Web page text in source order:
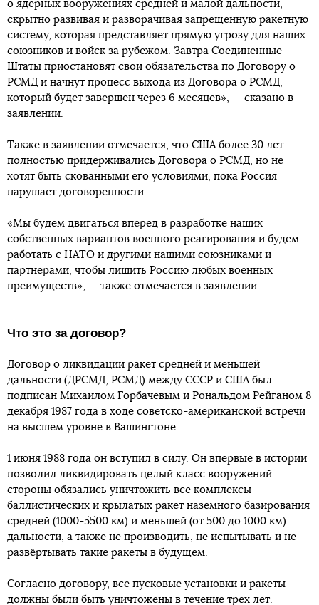
о ядерных вооружениях средней и малой дальности,
скрытно развивая и разворачивая запрещенную ракетную
систему, которая представляет прямую угрозу для наших
союзников и войск за рубежом. Завтра Соединенные
Штаты приостановят свои обязательства по Договору о
РСМД и начнут процесс выхода из Договора о РСМД,
который будет завершен через 6 месяцев», — сказано в
заявлении.
Также в заявлении отмечается, что США более 30 лет
полностью придерживались Договора о РСМД, но не
хотят быть скованными его условиями, пока Россия
нарушает договоренности.
«Мы будем двигаться вперед в разработке наших
собственных вариантов военного реагирования и будем
работать с НАТО и другими нашими союзниками и
партнерами, чтобы лишить Россию любых военных
преимуществ», — также отмечается в заявлении.
Что это за договор?
Договор о ликвидации ракет средней и меньшей
дальности (ДРСМД, РСМД) между СССР и США был
подписан Михаилом Горбачёвым и Рональдом Рейганом 8
декабря 1987 года в ходе советско-американской встречи
на высшем уровне в Вашингтоне.
1 июня 1988 года он вступил в силу. Он впервые в истории
позволил ликвидировать целый класс вооружений:
стороны обязались уничтожить все комплексы
баллистических и крылатых ракет наземного базирования
средней (1000-5500 км) и меньшей (от 500 до 1000 км)
дальности, а также не производить, не испытывать и не
развёртывать такие ракеты в будущем.
Согласно договору, все пусковые установки и ракеты
должны были быть уничтожены в течение трех лет.